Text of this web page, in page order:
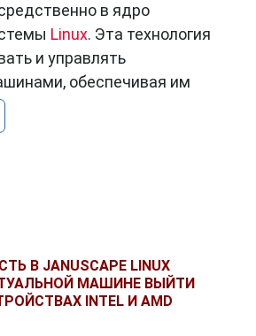
в ядро
Linux. Эта технология
и управлять
обеспечивая им
хост-системы, таким как
и устройства ввода-
это возможно, чтобы
производительности
В JANUSCAPE LINUX
МАШИНЕ ВЫЙТИ
INTEL И AMD